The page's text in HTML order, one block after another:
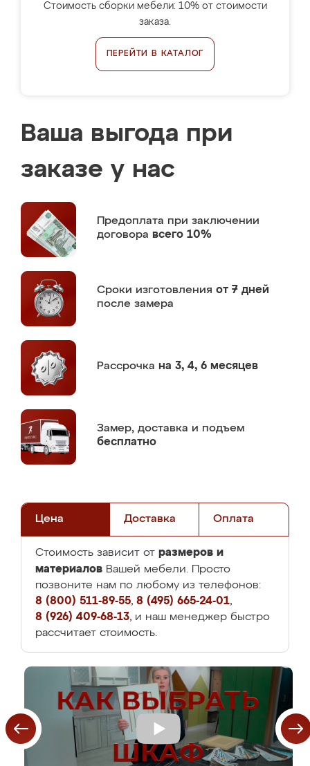
Стоимость сборки мебели: 10% от стоимости
заказа.
ПЕРЕЙТИ В КАТАЛОГ
Ваша выгода при
заказе у нас
Предоплата при заключении
договора всего 10%
Сроки изготовления от 7 дней
после замера
Рассрочка на 3, 4, 6 месяцев
Замер, доставка и подъем
бесплатно
Цена Доставка Оплата
Стоимость зависит от размеров и
материалов Вашей мебели. Просто
позвоните нам по любому из телефонов:
8 (800) 511-89-55, 8 (495) 665-24-01,
8 (926) 409-68-13, и наш менеджер быстро
рассчитает стоимость.